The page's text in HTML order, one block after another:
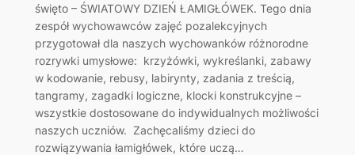
święto – ŚWIATOWY DZIEŃ ŁAMIGŁÓWEK. Tego dnia
zespół wychowawców zajęć pozalekcyjnych
przygotował dla naszych wychowanków różnorodne
rozrywki umysłowe: krzyżówki, wykreślanki, zabawy
w kodowanie, rebusy, labirynty, zadania z treścią,
tangramy, zagadki logiczne, klocki konstrukcyjne –
wszystkie dostosowane do indywidualnych możliwości
naszych uczniów. Zachęcaliśmy dzieci do
rozwiązywania łamigłówek, które uczą…